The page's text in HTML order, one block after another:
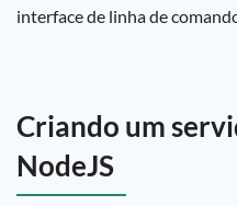
interface de linha de
Criando um
NodeJS